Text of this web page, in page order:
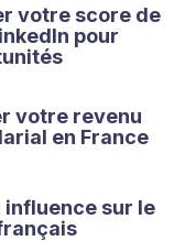
votre score de
pour
votre revenu
en France
influence sur le